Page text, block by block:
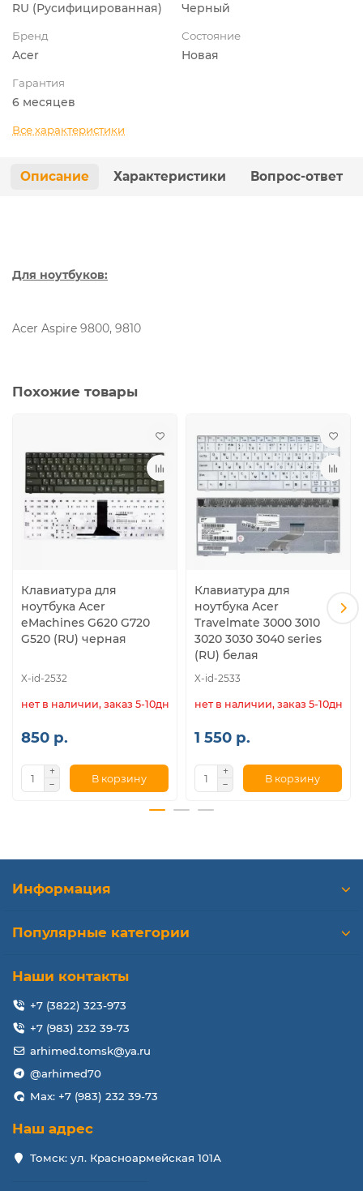
RU (Русифицированная) Черный
Бренд
Acer
Состояние
Новая
Гарантия
6 месяцев
Все характеристики
Описание Характеристики Вопрос-ответ
Для ноутбуков:
Acer Aspire 9800, 9810
Похожие товары
Клавиатура для
ноутбука Acer
eMachines G620 G720
G520 (RU) черная
X-id-2532
нет в наличии, заказ 5-10дн.
850 р.
В корзину
Клавиатура для
ноутбука Acer
Travelmate 3000 3010
3020 3030 3040 series
(RU) белая
X-id-2533
нет в наличии, заказ 5-10дн.
1 550 р.
В корзину
Информация
Популярные категории
Наши контакты
+7 (3822) 323-973
+7 (983) 232 39-73
arhimed.tomsk@ya.ru
@arhimed70
Max: +7 (983) 232 39-73
Наш адрес
Томск: ул. Красноармейская 101А